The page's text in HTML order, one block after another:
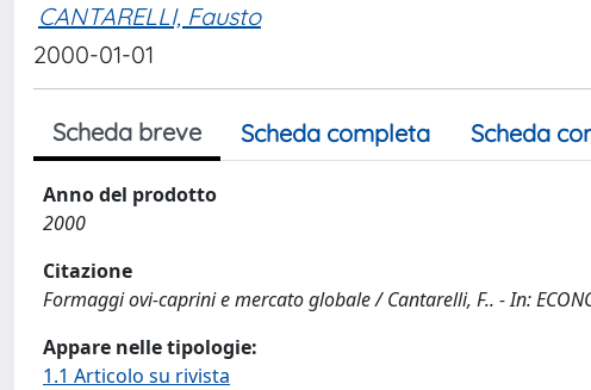
CANTARELLI, Fausto
2000-01-01
Scheda breve Scheda completa Scheda
Anno del prodotto
2000
Citazione
Formaggi ovi-caprini e mercato globale / Cantarelli, F.. - In:
Appare nelle tipologie:
1.1 Articolo su rivista